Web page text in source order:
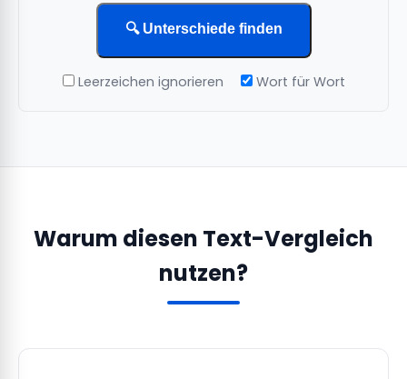
🔍 Unterschiede finden
Leerzeichen ignorieren Wort für Wort
Warum diesen Text-Vergleich
nutzen?